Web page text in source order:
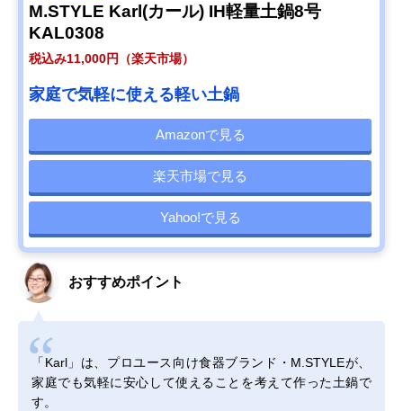
M.STYLE Karl(カール) IH軽量土鍋8号
KAL0308
税込み11,000円（楽天市場）
家庭で気軽に使える軽い土鍋
Amazonで見る
楽天市場で見る
Yahoo!で見る
おすすめポイント
「Karl」は、プロユース向け食器ブランド・M.STYLEが、
家庭でも気軽に安心して使えることを考えて作った土鍋で
す。